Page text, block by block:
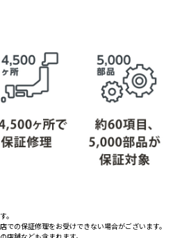
。
の保証修理をお受けできない場合がございます。